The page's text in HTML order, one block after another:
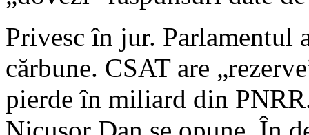
Privesc în jur. Parlamentul
cărbune. CSAT are
pierde în miliard din